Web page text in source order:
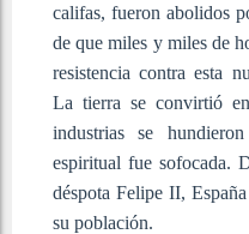
califas, fueron abolidos
de que miles y miles de
resistencia contra esta
La tierra se convirtió
industrias se
espiritual fue sofocada.
déspota Felipe II,
su población.